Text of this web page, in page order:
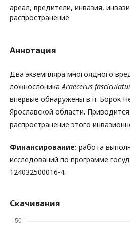
ареал, вредители, инвазия,
распространение
Аннотация
Два экземпляра многоядного
ложнослоникаAraecerus
впервые обнаружены в п. Борок
Ярославской области.
распространение этого
Финансирование: работа
исследований по программе
124032500016-4.
Скачивания